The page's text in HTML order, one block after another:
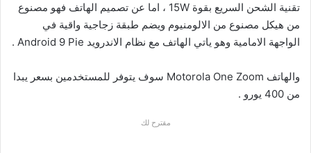
تقنية الشحن السريع بقوة 15W ، اما عن تصميم الهاتف فهو مصنوع
من هيكل مصنوع من الالومنيوم ويضم طبقة زجاجية واقية في
الواجهة الامامية وهو ياتي الهاتف مع نظام الاندرويد Android 9 Pie .
والهاتف Motorola One Zoom سوف يتوفر للمستخدمين بسعر يبدا
من 400 يورو .
مقترح لك